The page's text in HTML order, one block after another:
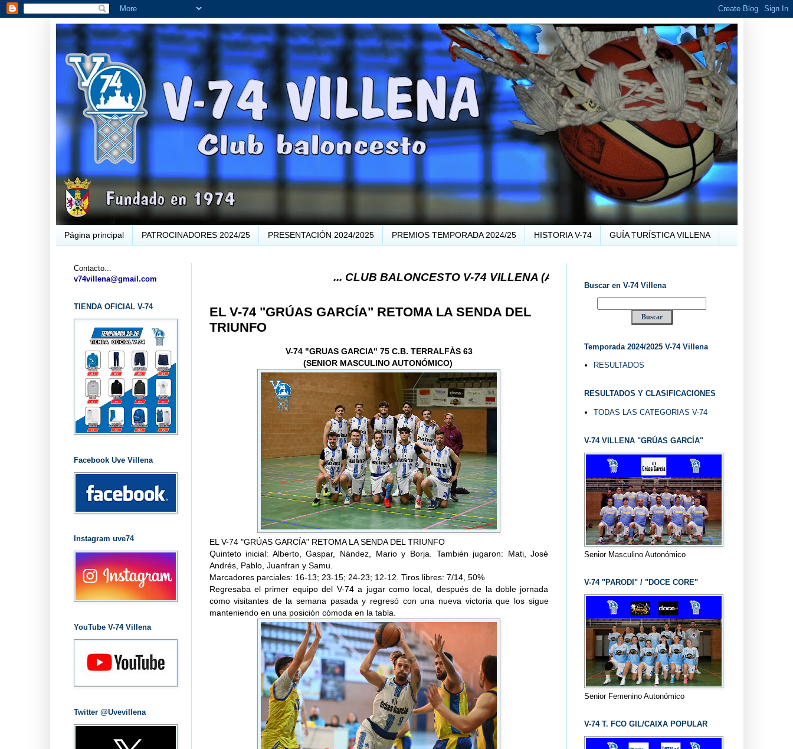
Página principal PATROCINADORES 2024/25 PRESENTACIÓN 2024/2025 PREMIOS TEMPORADA 2024/25 HISTORIA V-74 GUÍA TURÍSTICA VILLENA
... CLUB BALONCESTO V-74 VILLENA (ALICANTE) ... V-74 VILLENA DESDE 1.974 ... EL "UVE" ...
EL V-74 "GRÚAS GARCÍA" RETOMA LA SENDA DEL
TRIUNFO
V-74 "GRUAS GARCIA" 75 C.B. TERRALFÀS 63
(SENIOR MASCULINO AUTONÓMICO)
EL V-74 "GRÚAS GARCÍA" RETOMA LA SENDA DEL TRIUNFO
Quinteto inicial: Alberto, Gaspar, Nández, Mario y Borja. También jugaron: Mati, José
Andrés, Pablo, Juanfran y Samu.
Marcadores parciales: 16-13; 23-15; 24-23; 12-12. Tiros libres: 7/14, 50%
Regresaba el primer equipo del V-74 a jugar como local, después de la doble jornada
como visitantes de la semana pasada y regresó con una nueva victoria que los sigue
manteniendo en una posición cómoda en la tabla.
Contacto...
v74villena@gmail.com
TIENDA OFICIAL V-74
Facebook Uve Villena
Instagram uve74
YouTube V-74 Villena
Twitter @Uvevillena
Buscar en V-74 Villena
Temporada 2024/2025 V-74 Villena
RESULTADOS
RESULTADOS Y CLASIFICACIONES
TODAS LAS CATEGORIAS V-74
V-74 VILLENA "GRÚAS GARCÍA"
Senior Masculino Autonómico
V-74 "PARODI" / "DOCE CORE"
Senior Femenino Autonómico
V-74 T. FCO GIL/CAIXA POPULAR